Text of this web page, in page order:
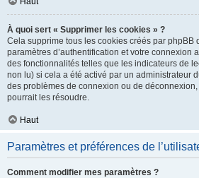
À quoi sert « Supprimer les cookies » ?
Cela supprime tous les cookies créés par phpBB
paramètres d’authentification et votre connexion
des fonctionnalités telles que les indicateurs de
non lu) si cela a été activé par un administrateur
des problèmes de connexion ou de
pourrait les résoudre.
Haut
Paramètres et préférences de
Comment modifier mes paramètres ?